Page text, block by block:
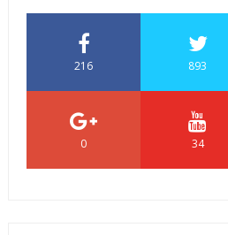
216 893
0 34